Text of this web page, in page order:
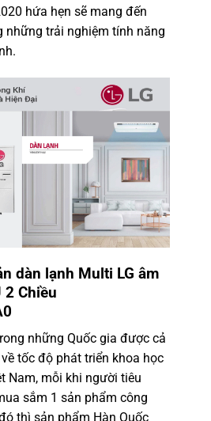
hứa hẹn sẽ mang đến
những trải nghiệm tính năng
dàn lạnh Multi LG âm
2 Chiều
những Quốc gia được cả
tốc độ phát triển khoa học
Nam, mỗi khi người tiêu
sắm 1 sản phẩm công
thì sản phẩm Hàn Quốc